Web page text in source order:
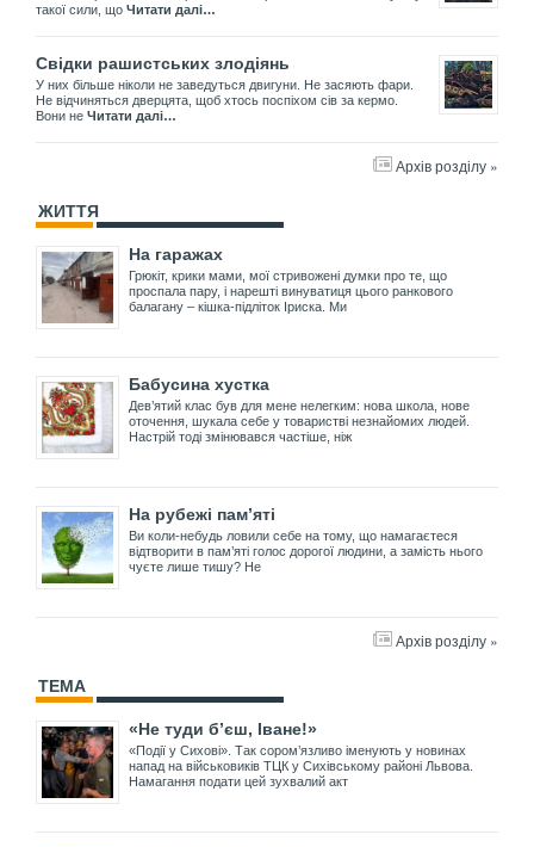
такої сили, що Читати далі…
Свідки рашистських злодіянь
У них більше ніколи не заведуться двигуни. Не засяють фари.
Не відчиняться дверцята, щоб хтось поспіхом сів за кермо.
Вони не Читати далі…
Архів розділу »
ЖИТТЯ
На гаражах
Грюкіт, крики мами, мої стривожені думки про те, що
проспала пару, і нарешті винуватиця цього ранкового
балагану – кішка-підліток Іриска. Ми
Бабусина хустка
Дев’ятий клас був для мене нелегким: нова школа, нове
оточення, шукала себе у товаристві незнайомих людей.
Настрій тоді змінювався частіше, ніж
На рубежі пам’яті
Ви коли-небудь ловили себе на тому, що намагаєтеся
відтворити в пам’яті голос дорогої людини, а замість нього
чуєте лише тишу? Не
Архів розділу »
ТЕМА
«Не туди б’єш, Іване!»
«Події у Сихові». Так сором’язливо іменують у новинах
напад на військовиків ТЦК у Сихівському районі Львова.
Намагання подати цей зухвалий акт